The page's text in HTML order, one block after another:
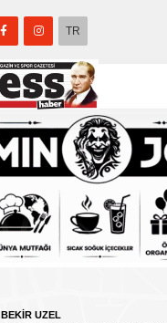
TR
BEKIR UZEL